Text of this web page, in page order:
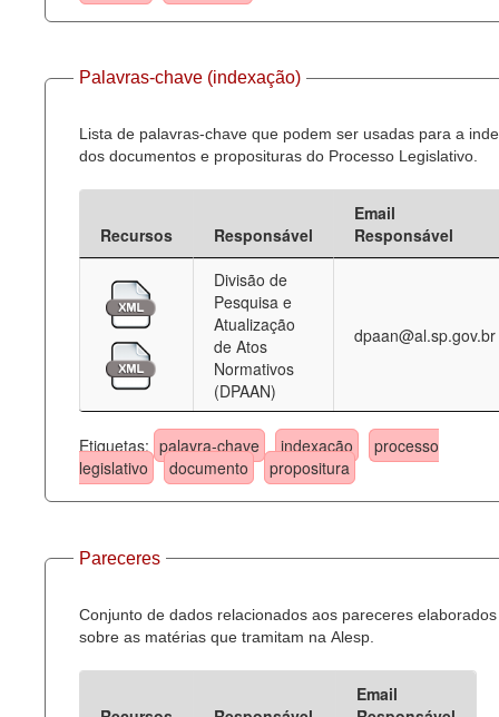
Palavras-chave (indexação)
Lista de palavras-chave que podem ser usadas para a
dos documentos e proposituras do Processo Legislativo.
Recursos Responsável
Email
Responsável
Divisão de
Pesquisa e
Atualização
de Atos
Normativos
(DPAAN)
dpaan@al.sp.gov.br
Etiquetas: palavra-chave indexação
processo
legislativo
documento propositura
Pareceres
Conjunto de dados relacionados aos pareceres elaborados
sobre as matérias que tramitam na Alesp.
Email